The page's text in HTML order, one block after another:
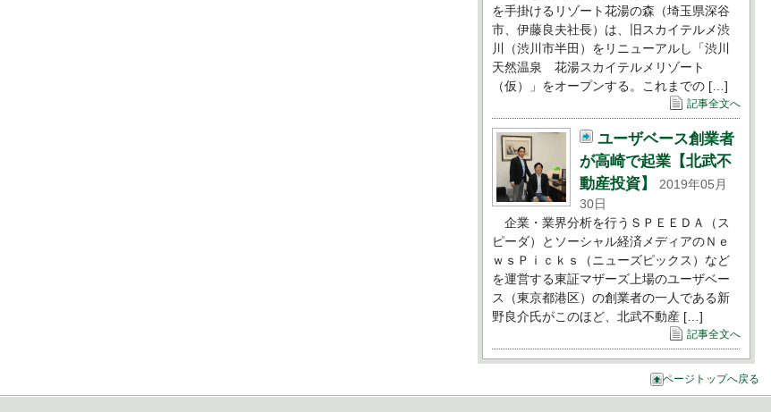
を手掛けるリゾート花湯の森（埼玉県深谷
市、伊藤良夫社長）は、旧スカイテルメ渋
川（渋川市半田）をリニューアルし「渋川
天然温泉 花湯スカイテルメリゾート
（仮）」をオープンする。これまでの […]
記事全文へ
ユーザベース創業者
が高崎で起業【北武不
動産投資】
2019年05月
30日
企業・業界分析を行うＳＰＥＥＤＡ（ス
ピーダ）とソーシャル経済メディアのＮｅ
ｗｓＰｉｃｋｓ（ニューズピックス）など
を運営する東証マザーズ上場のユーザベー
ス（東京都港区）の創業者の一人である新
野良介氏がこのほど、北武不動産 […]
記事全文へ
ページトップへ戻る